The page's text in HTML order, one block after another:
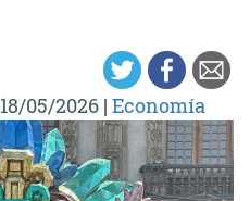
18/05/2026 | Economía